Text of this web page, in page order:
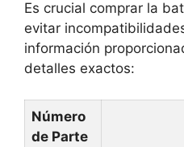
Es crucial comprar la
evitar
información
detalles exactos:
Número
de Parte